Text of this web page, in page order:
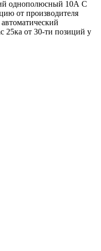
однополюсный 10А C
от производителя
25ка от 30-ти позиций у